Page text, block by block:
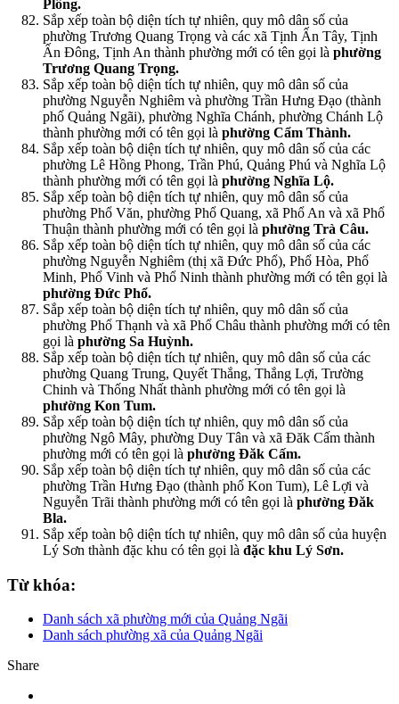
Plông.
Sắp xếp toàn bộ diện tích tự nhiên, quy mô dân số của
phường Trương Quang Trọng và các xã Tịnh Ấn Tây, Tịnh
Ấn Đông, Tịnh An thành phường mới có tên gọi là phường
Trương Quang Trọng.
Sắp xếp toàn bộ diện tích tự nhiên, quy mô dân số của
phường Nguyễn Nghiêm và phường Trần Hưng Đạo (thành
phố Quảng Ngãi), phường Nghĩa Chánh, phường Chánh Lộ
thành phường mới có tên gọi là phường Cẩm Thành.
Sắp xếp toàn bộ diện tích tự nhiên, quy mô dân số của các
phường Lê Hồng Phong, Trần Phú, Quảng Phú và Nghĩa Lộ
thành phường mới có tên gọi là phường Nghĩa Lộ.
Sắp xếp toàn bộ diện tích tự nhiên, quy mô dân số của
phường Phổ Văn, phường Phổ Quang, xã Phổ An và xã Phổ
Thuận thành phường mới có tên gọi là phường Trà Câu.
Sắp xếp toàn bộ diện tích tự nhiên, quy mô dân số của các
phường Nguyễn Nghiêm (thị xã Đức Phổ), Phổ Hòa, Phổ
Minh, Phổ Vinh và Phổ Ninh thành phường mới có tên gọi là
phường Đức Phổ.
Sắp xếp toàn bộ diện tích tự nhiên, quy mô dân số của
phường Phổ Thạnh và xã Phổ Châu thành phường mới có tên
gọi là phường Sa Huỳnh.
Sắp xếp toàn bộ diện tích tự nhiên, quy mô dân số của các
phường Quang Trung, Quyết Thắng, Thắng Lợi, Trường
Chinh và Thống Nhất thành phường mới có tên gọi là
phường Kon Tum.
Sắp xếp toàn bộ diện tích tự nhiên, quy mô dân số của
phường Ngô Mây, phường Duy Tân và xã Đăk Cấm thành
phường mới có tên gọi là phường Đăk Cấm.
Sắp xếp toàn bộ diện tích tự nhiên, quy mô dân số của các
phường Trần Hưng Đạo (thành phố Kon Tum), Lê Lợi và
Nguyễn Trãi thành phường mới có tên gọi là phường Đăk
Bla.
Sắp xếp toàn bộ diện tích tự nhiên, quy mô dân số của huyện
Lý Sơn thành đặc khu có tên gọi là đặc khu Lý Sơn.
Từ khóa:
Danh sách xã phường mới của Quảng Ngãi
Danh sách phường xã của Quảng Ngãi
Share